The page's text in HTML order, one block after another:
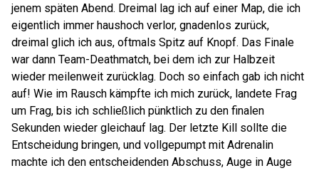
jenem späten Abend. Dreimal lag ich auf einer Map, die ich
eigentlich immer haushoch verlor, gnadenlos zurück,
dreimal glich ich aus, oftmals Spitz auf Knopf. Das Finale
war dann Team-Deathmatch, bei dem ich zur Halbzeit
wieder meilenweit zurücklag. Doch so einfach gab ich nicht
auf! Wie im Rausch kämpfte ich mich zurück, landete Frag
um Frag, bis ich schließlich pünktlich zu den finalen
Sekunden wieder gleichauf lag. Der letzte Kill sollte die
Entscheidung bringen, und vollgepumpt mit Adrenalin
machte ich den entscheidenden Abschuss, Auge in Auge